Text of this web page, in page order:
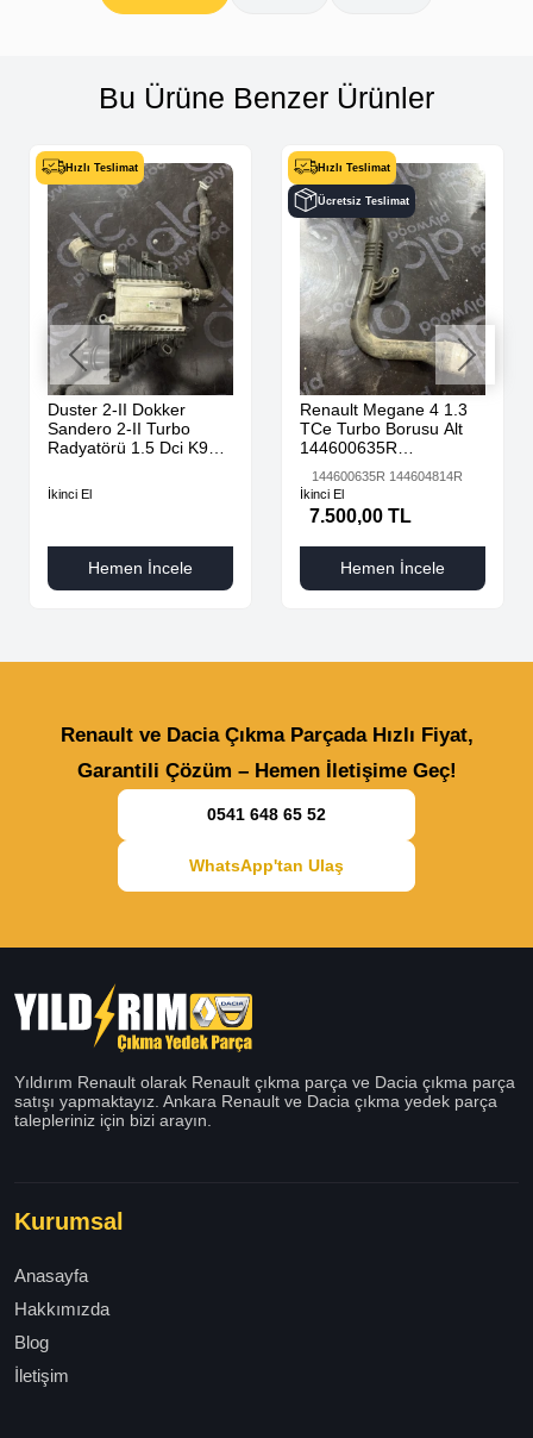
Bu Ürüne Benzer Ürünler
Hızlı Teslimat
Duster 2-II Dokker
Sandero 2-II Turbo
Radyatörü 1.5 Dci K9K
144967867R-
İkinci El
Hemen İncele
Hızlı Teslimat
Ücretsiz Teslimat
Renault Megane 4 1.3
TCe Turbo Borusu Alt
144600635R
144600635R 144604814R
İkinci El
7.500,00 TL
Hemen İncele
Renault ve Dacia Çıkma Parçada Hızlı Fiyat,
Garantili Çözüm – Hemen İletişime Geç!
0541 648 65 52
WhatsApp'tan Ulaş
Yıldırım Renault olarak Renault çıkma parça ve Dacia çıkma parça
satışı yapmaktayız. Ankara Renault ve Dacia çıkma yedek parça
talepleriniz için bizi arayın.
Kurumsal
Anasayfa
Hakkımızda
Blog
İletişim